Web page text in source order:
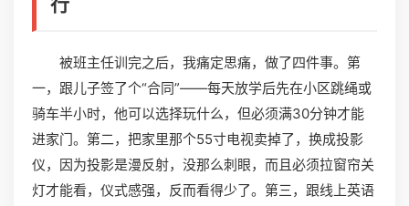
被班主任训完之后，我痛定思痛，做了四件事。第
一，跟儿子签了个“合同”——每天放学后先在小区跳绳或
骑车半小时，他可以选择玩什么，但必须满30分钟才能
进家门。第二，把家里那个55寸电视卖掉了，换成投影
仪，因为投影是漫反射，没那么刺眼，而且必须拉窗帘关
灯才能看，仪式感强，反而看得少了。第三，跟线上英语